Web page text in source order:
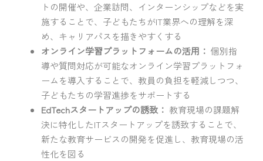
トの開催や、企業訪問、インターンシップなどを実
施することで、子どもたちがIT業界への理解を深
め、キャリアパスを描きやすくする
オンライン学習プラットフォームの活用： 個別指
導や質問対応が可能なオンライン学習プラットフォ
ームを導入することで、教員の負担を軽減しつつ、
子どもたちの学習進捗をサポートする
EdTechスタートアップの誘致： 教育現場の課題解
決に特化したITスタートアップを誘致することで、
新たな教育サービスの開発を促進し、教育現場の活
性化を図る